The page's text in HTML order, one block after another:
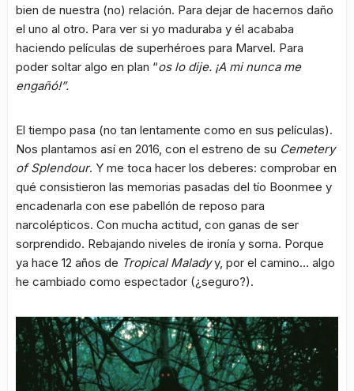
bien de nuestra (no) relación. Para dejar de hacernos daño
el uno al otro. Para ver si yo maduraba y él acababa
haciendo películas de superhéroes para Marvel. Para
poder soltar algo en plan “os lo dije. ¡A mi nunca me
engañó!”.
El tiempo pasa (no tan lentamente como en sus películas).
Nos plantamos así en 2016, con el estreno de su Cemetery
of Splendour. Y me toca hacer los deberes: comprobar en
qué consistieron las memorias pasadas del tío Boonmee y
encadenarla con ese pabellón de reposo para
narcolépticos. Con mucha actitud, con ganas de ser
sorprendido. Rebajando niveles de ironía y sorna. Porque
ya hace 12 años de Tropical Maladyy, por el camino… algo
he cambiado como espectador (¿seguro?).